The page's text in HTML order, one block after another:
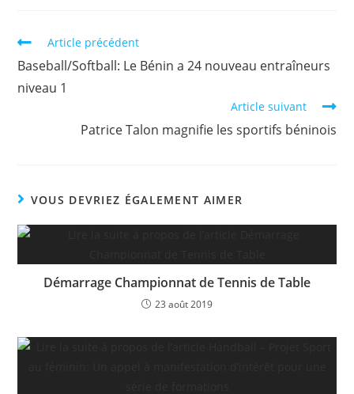
b
o
o
A
p n
Article précédent
Baseball/Softball: Le Bénin a 24 nouveau entraîneurs
niveau 1
Article suivant
Patrice Talon magnifie les sportifs béninois
VOUS DEVRIEZ ÉGALEMENT AIMER
Démarrage Championnat de Tennis de Table
23 août 2019